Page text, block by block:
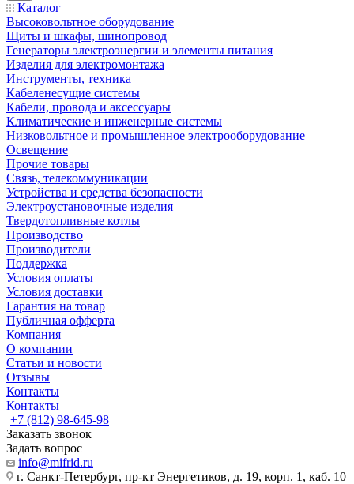
Каталог
Высоковольтное оборудование
Щиты и шкафы, шинопровод
Генераторы электроэнергии и элементы питания
Изделия для электромонтажа
Инструменты, техника
Кабеленесущие системы
Кабели, провода и аксессуары
Климатические и инженерные системы
Низковольтное и промышленное электрооборудование
Освещение
Прочие товары
Связь, телекоммуникации
Устройства и средства безопасности
Электроустановочные изделия
Твердотопливные котлы
Производство
Производители
Поддержка
Условия оплаты
Условия доставки
Гарантия на товар
Публичная офферта
Компания
О компании
Статьи и новости
Отзывы
Контакты
Контакты
+7 (812) 98-645-98
Заказать звонок
Задать вопрос
info@mifrid.ru
г. Санкт-Петербург, пр-кт Энергетиков, д. 19, корп. 1, каб. 10